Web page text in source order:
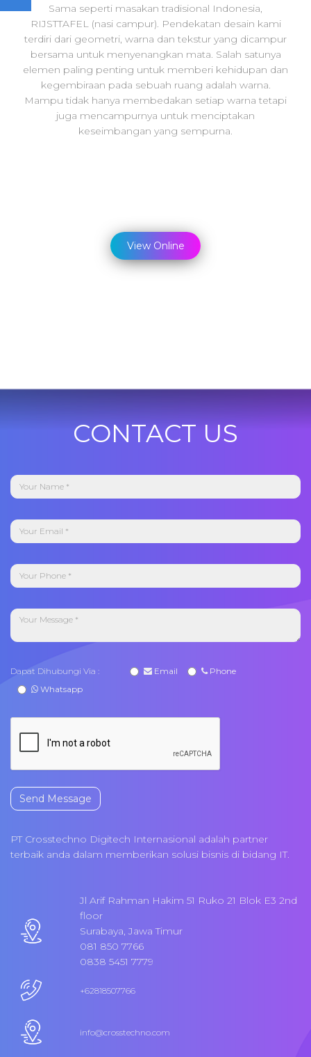
Sama seperti masakan tradisional Indonesia,
RIJSTTAFEL (nasi campur). Pendekatan desain kami
terdiri dari geometri, warna dan tekstur yang dicampur
bersama untuk menyenangkan mata. Salah satunya
elemen paling penting untuk memberi kehidupan dan
kegembiraan pada sebuah ruang adalah warna.
Mampu tidak hanya membedakan setiap warna tetapi
juga mencampurnya untuk menciptakan
keseimbangan yang sempurna.
View Online
CONTACT US
Dapat Dihubungi Via : Email
Phone
Whatsapp
Send Message
PT Crosstechno Digitech Internasional adalah partner
terbaik anda dalam memberikan solusi bisnis di bidang IT.
Jl Arif Rahman Hakim 51 Ruko 21 Blok E3 2nd
floor
Surabaya, Jawa Timur
081 850 7766
0838 5451 7779
+62818507766
info@crosstechno.com